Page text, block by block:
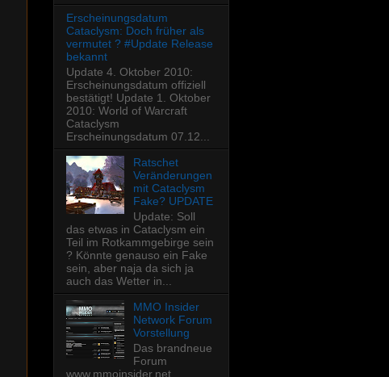
Erscheinungsdatum
Cataclysm: Doch früher als
vermutet ? #Update Release
bekannt
Update 4. Oktober 2010:
Erscheinungsdatum offiziell
bestätigt! Update 1. Oktober
2010: World of Warcraft
Cataclysm
Erscheinungsdatum 07.12...
Ratschet
Veränderungen
mit Cataclysm
Fake? UPDATE
Update: Soll
das etwas in Cataclysm ein
Teil im Rotkammgebirge sein
? Könnte genauso ein Fake
sein, aber naja da sich ja
auch das Wetter in...
MMO Insider
Network Forum
Vorstellung
Das brandneue
Forum
www.mmoinsider.net